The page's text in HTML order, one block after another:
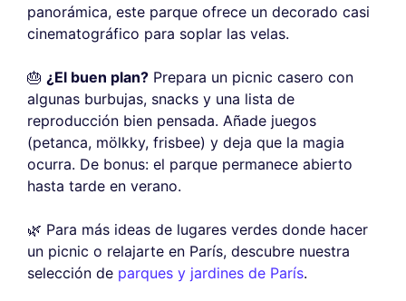
panorámica, este parque ofrece un decorado casi
cinematográfico para soplar las velas.
🎂 ¿El buen plan? Prepara un picnic casero con
algunas burbujas, snacks y una lista de
reproducción bien pensada. Añade juegos
(petanca, mölkky, frisbee) y deja que la magia
ocurra. De bonus: el parque permanece abierto
hasta tarde en verano.
🌿 Para más ideas de lugares verdes donde hacer
un picnic o relajarte en París, descubre nuestra
selección de parques y jardines de París.